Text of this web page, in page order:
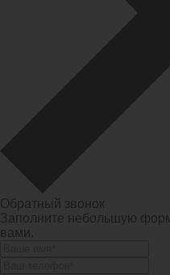
Обратный звонок
Заполните небольшую
вами.